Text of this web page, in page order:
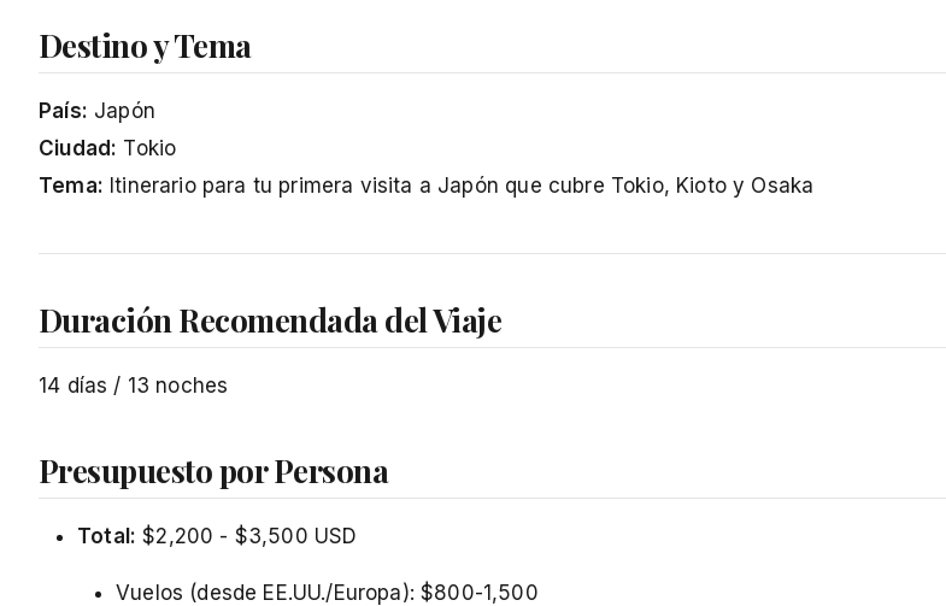
Destino y Tema
País: Japón
Ciudad: Tokio
Tema: Itinerario para tu primera visita a Japón que cubre Tokio, Kioto y Osaka
Duración Recomendada del Viaje
14 días / 13 noches
Presupuesto por Persona
Total: $2,200 - $3,500 USD
Vuelos (desde EE.UU./Europa): $800-1,500